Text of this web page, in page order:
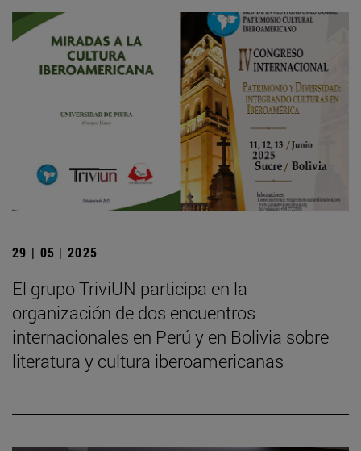
29 | 05 | 2025
El grupo TriviUN participa en la
organización de dos encuentros
internacionales en Perú y en Bolivia sobre
literatura y cultura iberoamericanas